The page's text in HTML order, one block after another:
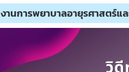
งานการพยาบาลอายุรศาสตร์แ